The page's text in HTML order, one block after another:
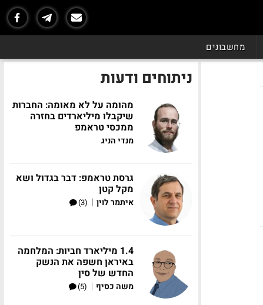
מחשבונים
ניתוחים ודעות
מהומה על לא מאומה: החברות
שיקבלו מיליארדים בחזרה
ממכסי טראמפ
מנדי הניג
גרסת טראמפ: דבר בגדול ושא
מקל קטן
איתמר לוין |
(3)
1.4 מיליארד חביות: המלחמה
באיראן חשפה את הנשק
החדש של סין
משה כסיף |
(5)